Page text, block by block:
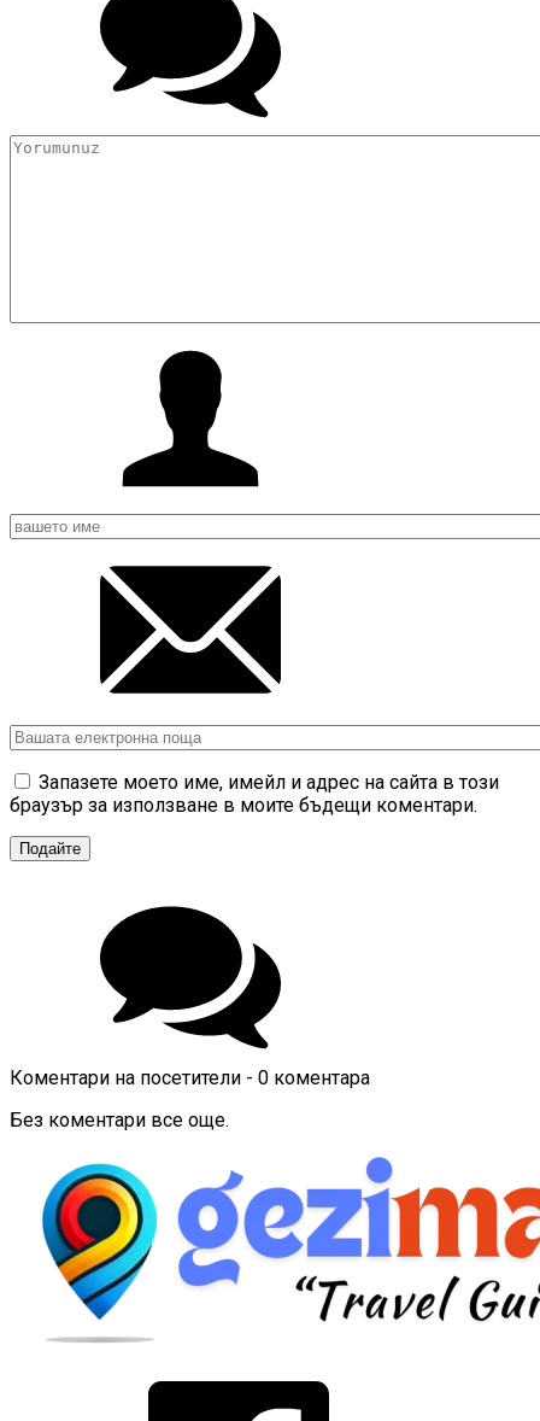
Запазете моето име, имейл и адрес на сайта в този
браузър за използване в моите бъдещи коментари.
Коментари на посетители - 0 коментара
Без коментари все още.